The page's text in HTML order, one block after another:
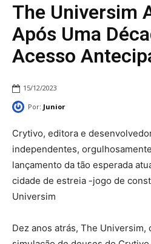
The Universim
Após Uma
Acesso
15/12/2023
Por: Junior
Crytivo, editora e
independentes,
lançamento da tão esperada
cidade de estreia -jogo de
Universim
Dez anos atrás, The Universim,